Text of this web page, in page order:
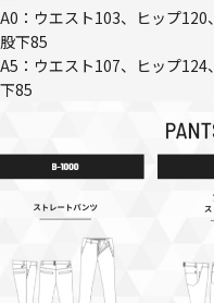
A0：ウエスト103、ヒップ120
股下85
A5：ウエスト107、ヒップ
下85